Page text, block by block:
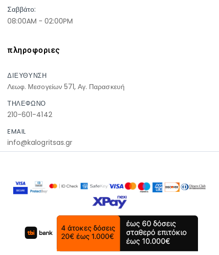
Σαββάτο:
08:00AM - 02:00PM
πληροφοριες
ΔΙΕΥΘΥΝΣΗ
Λεωφ. Μεσογείων 571, Αγ. Παρασκευή
ΤΗΛΕΦΩΝΟ
210-601-4142
EMAIL
info@kalogritsas.gr